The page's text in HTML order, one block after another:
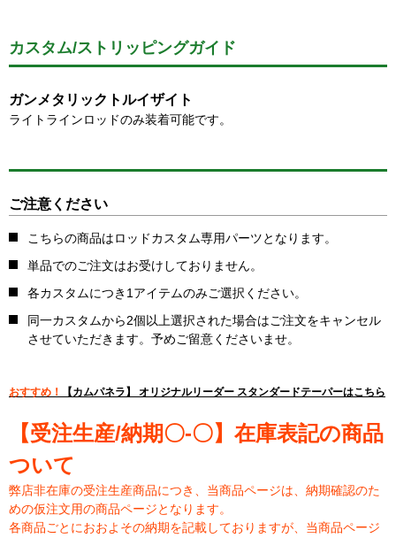
カスタム/ストリッピングガイド
ガンメタリックトルイザイト
ライトラインロッドのみ装着可能です。
ご注意ください
こちらの商品はロッドカスタム専用パーツとなります。
単品でのご注文はお受けしておりません。
各カスタムにつき1アイテムのみご選択ください。
同一カスタムから2個以上選択された場合はご注文をキャンセル
させていただきます。予めご留意くださいませ。
おすすめ！ 【カムパネラ】 オリジナルリーダー スタンダードテーパーはこちら
【受注生産/納期〇-〇】在庫表記の商品
ついて
弊店非在庫の受注生産商品につき、当商品ページは、納期確認のた
めの仮注文用の商品ページとなります。
各商品ごとにおおよその納期を記載しておりますが、当商品ページ